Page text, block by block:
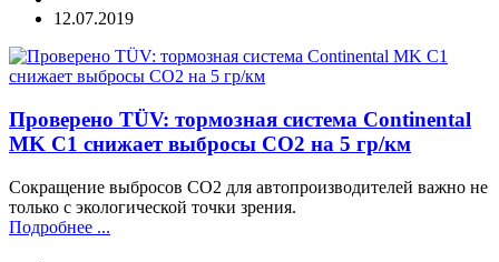
12.07.2019
Проверено TÜV: тормозная система Continental
MK C1 снижает выбросы CO2 на 5 гр/км
Сокращение выбросов СО2 для автопроизводителей важно не
только с экологической точки зрения.
Подробнее ...